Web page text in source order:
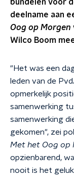
bundelen voor
deelname aan
Oog op Morgen
Wilco Boom
"Het was een
leden van de
opmerkelijk
samenwerking
samenwerking
gekomen", zei
Met het Oog op
opzienbarend,
nooit is het